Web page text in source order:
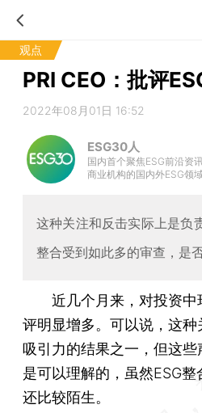
观点
PRI CEO：批评
2022年08月01日 16:52
ESG30人
国内首个聚焦ESG前沿资
商业机构的国内外ESG领域
这种关注和反击实际上是负
整合受到如此多的审查，是
近几个月来，对投资中
评明显增多。可以说，这
吸引力的结果之一，但这
是可以理解的，虽然ESG
还比较陌生。